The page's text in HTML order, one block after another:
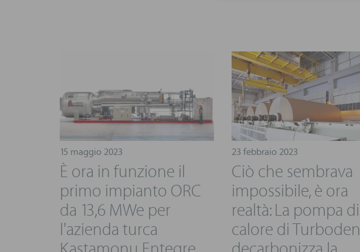
15 maggio 2023
È ora in funzione il
primo impianto ORC
da 13,6 MWe per
l'azienda turca
23 febbraio 2023
Ciò che sembrava
impossibile, è ora
realtà: La pompa di
calore di Turboden